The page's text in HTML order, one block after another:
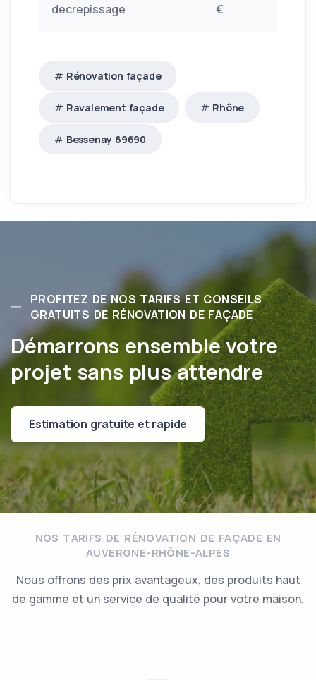
decrepissage
€
Rénovation façade
Ravalement façade Rhône
Bessenay 69690
PROFITEZ DE NOS TARIFS ET CONSEILS
GRATUITS DE RÉNOVATION DE FAÇADE
Démarrons ensemble votre
projet sans plus attendre
Estimation gratuite et rapide
NOS TARIFS DE RÉNOVATION DE FAÇADE EN
AUVERGNE-RHÔNE-ALPES
Nous offrons des prix avantageux, des produits haut
de gamme et un service de qualité pour votre maison.